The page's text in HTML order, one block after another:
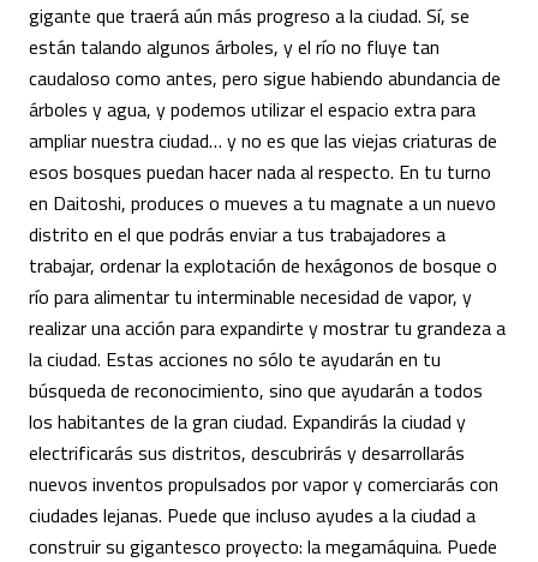
gigante que traerá aún más progreso a la ciudad. Sí, se
están talando algunos árboles, y el río no fluye tan
caudaloso como antes, pero sigue habiendo abundancia de
árboles y agua, y podemos utilizar el espacio extra para
ampliar nuestra ciudad… y no es que las viejas criaturas de
esos bosques puedan hacer nada al respecto. En tu turno
en Daitoshi, produces o mueves a tu magnate a un nuevo
distrito en el que podrás enviar a tus trabajadores a
trabajar, ordenar la explotación de hexágonos de bosque o
río para alimentar tu interminable necesidad de vapor, y
realizar una acción para expandirte y mostrar tu grandeza a
la ciudad. Estas acciones no sólo te ayudarán en tu
búsqueda de reconocimiento, sino que ayudarán a todos
los habitantes de la gran ciudad. Expandirás la ciudad y
electrificarás sus distritos, descubrirás y desarrollarás
nuevos inventos propulsados por vapor y comerciarás con
ciudades lejanas. Puede que incluso ayudes a la ciudad a
construir su gigantesco proyecto: la megamáquina. Puede